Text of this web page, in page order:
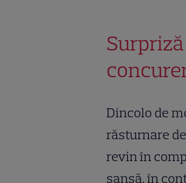
Dincolo de
răsturnare
revin în
șansă, în